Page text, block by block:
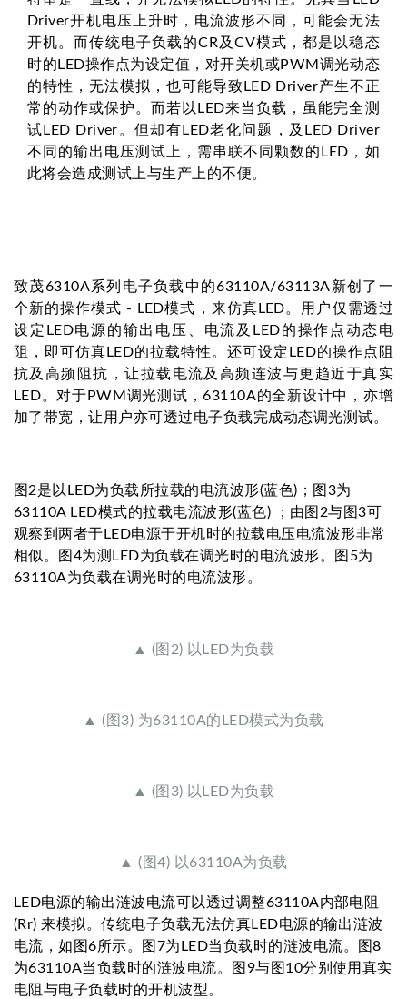
Driver开机电压上升时，电流波形不同，可能会无法
开机。而传统电子负载的CR及CV模式，都是以稳态
时的LED操作点为设定值，对开关机或PWM调光动态
的特性，无法模拟，也可能导致LED Driver产生不正
常的动作或保护。而若以LED来当负载，虽能完全测
试LED Driver。但却有LED老化问题，及LED Driver
不同的输出电压测试上，需串联不同颗数的LED，如
此将会造成测试上与生产上的不便。
致茂6310A系列电子负载中的63110A/63113A新创了一
个新的操作模式 - LED模式，来仿真LED。用户仅需透过
设定LED电源的输出电压、电流及LED的操作点动态电
阻，即可仿真LED的拉载特性。还可设定LED的操作点阻
抗及高频阻抗，让拉载电流及高频连波与更趋近于真实
LED。对于PWM调光测试，63110A的全新设计中，亦增
加了带宽，让用户亦可透过电子负载完成动态调光测试。
图2是以LED为负载所拉载的电流波形(蓝色)；图3为
63110A LED模式的拉载电流波形(蓝色) ；由图2与图3可
观察到两者于LED电源于开机时的拉载电压电流波形非常
相似。图4为测LED为负载在调光时的电流波形。图5为
63110A为负载在调光时的电流波形。
▲ (图2) 以LED为负载
▲ (图3) 为63110A的LED模式为负载
▲ (图3) 以LED为负载
▲ (图4) 以63110A为负载
LED电源的输出涟波电流可以透过调整63110A内部电阻
(Rr) 来模拟。传统电子负载无法仿真LED电源的输出涟波
电流，如图6所示。图7为LED当负载时的涟波电流。图8
为63110A当负载时的涟波电流。图9与图10分别使用真实
电阻与电子负载时的开机波型。